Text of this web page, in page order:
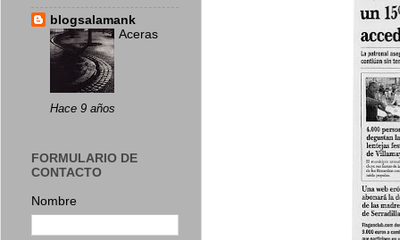
blogsalamank
Aceras
Hace 9 años
FORMULARIO DE
CONTACTO
Nombre